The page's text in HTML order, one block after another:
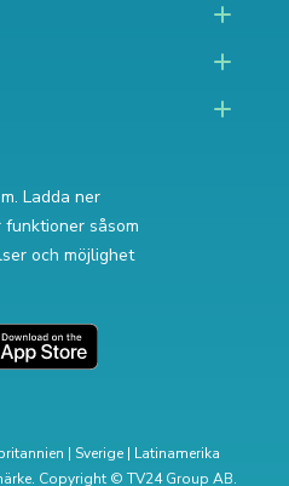
Ladda ner
såsom
och möjlighet
| Sverige| Latinamerika
Copyright © TV24 Group AB.